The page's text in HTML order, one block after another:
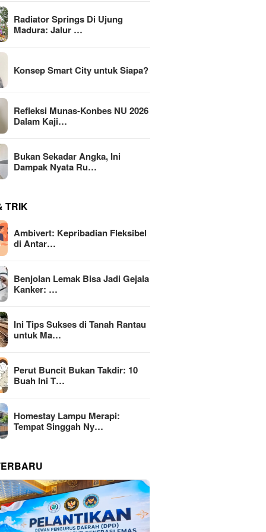
Radiator Springs Di Ujung
Madura: Jalur …
Konsep Smart City untuk Siapa?
Refleksi Munas-Konbes NU 2026
Dalam Kaji…
Bukan Sekadar Angka, Ini
Dampak Nyata Ru…
TRIK
Ambivert: Kepribadian Fleksibel
di Antar…
Benjolan Lemak Bisa Jadi Gejala
Kanker: …
Ini Tips Sukses di Tanah Rantau
untuk Ma…
Perut Buncit Bukan Takdir: 10
Buah Ini T…
Homestay Lampu Merapi:
Tempat Singgah Ny…